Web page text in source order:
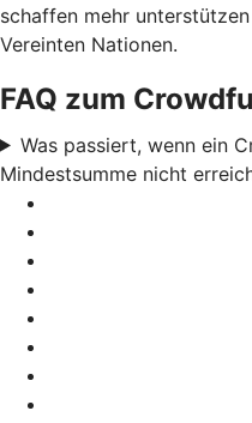
schaffen mehr
Vereinten Nationen.
FAQ zum
Was passiert, wenn ein
Mindestsumme nicht